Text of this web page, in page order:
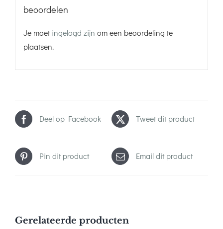
beoordelen
Je moetingelogd zijn om een beoordeling te
plaatsen.
Deel op Facebook Tweet dit product
Pin dit product Email dit product
Gerelateerde producten